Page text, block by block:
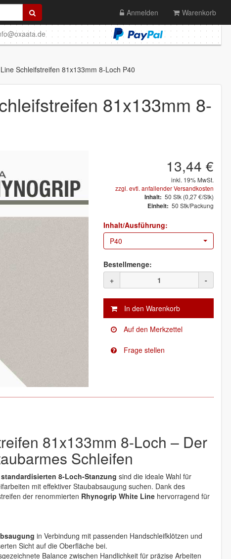
Anmelden Warenkorb
Schleifstreifen 81x133mm 8-Loch P40
81x133mm 8-
13,44 €
inkl. 19% MwSt.
zzgl. evtl. anfallender Versandkosten
Inhalt: 50 Stk (0,27 €/Stk)
Einheit: 50 Stk/Packung
Inhalt/Ausführung:
P40
Bestellmenge:
+
-
81x133mm 8-Loch – Der
Schleifen
8-Loch-Stanzung sind die ideale Wahl für
mit effektiver Staubabsaugung suchen. Dank des
der renommierten Rhynogrip White Line hervorragend für
in Verbindung mit passenden Handschleifklötzen und
Sicht auf die Oberfläche bei.
Balance zwischen Handlichkeit für präzise Arbeiten